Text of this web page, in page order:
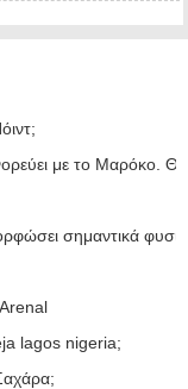
με το Μαρόκο. Θα
σημαντικά
lagos nigeria;